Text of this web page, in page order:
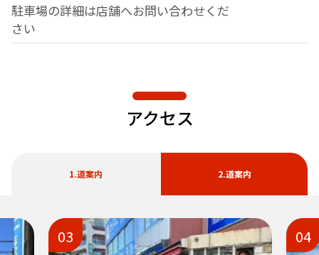
駐車場の詳細は店舗へお問い合わせくだ
さい
アクセス
1.道案内 2.道案内
03 04